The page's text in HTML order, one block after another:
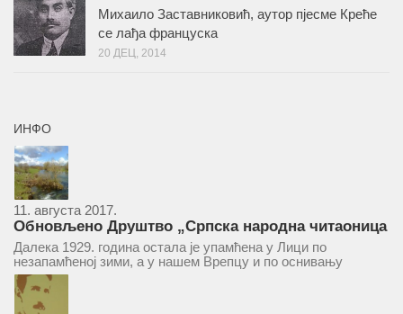
Михаило Заставниковић, аутор пјесме Креће
се лађа француска
20 ДЕЦ, 2014
ИНФО
11. августа 2017.
Обновљено Друштво „Српска народна читаоница
и књижница“ у Врепцу
Далека 1929. година остала је упамћена у Лици по
незапамћеној зими, а у нашем Врепцу и по оснивању
Друштва „Српска народна читаоница и књижница у
Врепцу“. Потакнути потребом за културним и духовним
уздизањем група...